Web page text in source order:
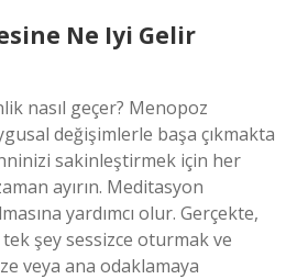
Ne Iyi Gelir
nasıl geçer? Menopoz
değişimlerle başa çıkmakta
sakinleştirmek için her
ayırın. Meditasyon
yardımcı olur. Gerçekte,
şey sessizce oturmak ve
veya ana odaklamaya